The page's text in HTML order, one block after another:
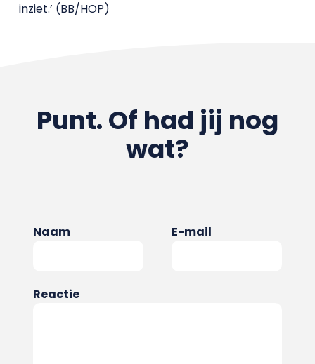
inziet.’ (BB/HOP)
Punt. Of had jij nog
wat?
Naam E-mail
Reactie